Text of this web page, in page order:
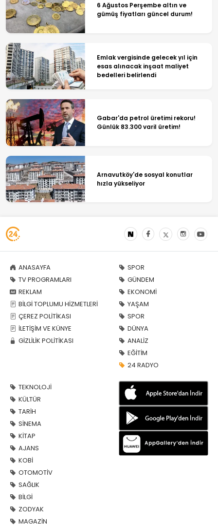
6 Ağustos Perşembe altın ve
gümüş fiyatları güncel durum!
Emlak vergisinde gelecek yıl için
esas alınacak inşaat maliyet
bedelleri belirlendi
Gabar'da petrol üretimi rekoru!
Günlük 83.300 varil üretim!
Arnavutköy'de sosyal konutlar
hızla yükseliyor
ANASAYFA
TV PROGRAMLARI
REKLAM
BİLGİ TOPLUMU HİZMETLERİ
ÇEREZ POLİTİKASI
İLETİŞİM VE KÜNYE
GİZLİLİK POLİTİKASI
SPOR
GÜNDEM
EKONOMİ
YAŞAM
SPOR
DÜNYA
ANALİZ
EĞİTİM
24 RADYO
TEKNOLOJİ
KÜLTÜR
TARİH
SİNEMA
KİTAP
AJANS
KOBİ
OTOMOTİV
SAĞLIK
BİLGİ
ZODYAK
MAGAZİN